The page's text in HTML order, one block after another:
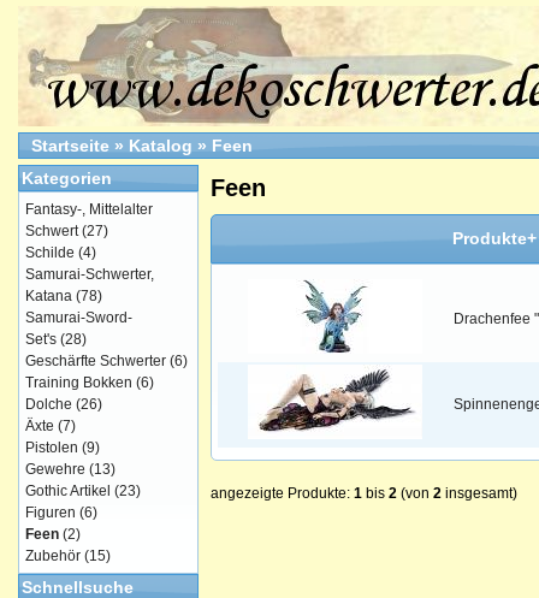
Startseite » Katalog » Feen
Feen
Produkte+
Drachenfee
angezeigte Produkte: 1 bis 2 (von 2 insgesamt)
Kategorien
Fantasy-, Mittelalter
Schwert(27)
Schilde (4)
Samurai-Schwerter,
Katana (78)
Samurai-Sword-
Set's (28)
Geschärfte Schwerter (6)
Training Bokken (6)
Dolche (26)
Äxte (7)
Pistolen (9)
Gewehre (13)
Gothic Artikel (23)
Figuren (6)
Feen (2)
Zubehör (15)
Schnellsuche